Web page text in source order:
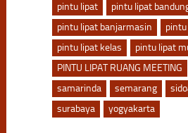
pintu lipat
pintu lipat
pintu lipat banjarmasin
pintu lipat kelas
pintu lipat
PINTU LIPAT RUANG MEETING
samarinda
semarang
surabaya
yogyakarta